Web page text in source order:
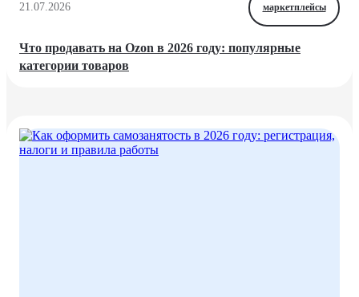
21.07.2026 маркетплейсы
Что продавать на Ozon в 2026 году: популярные
категории товаров